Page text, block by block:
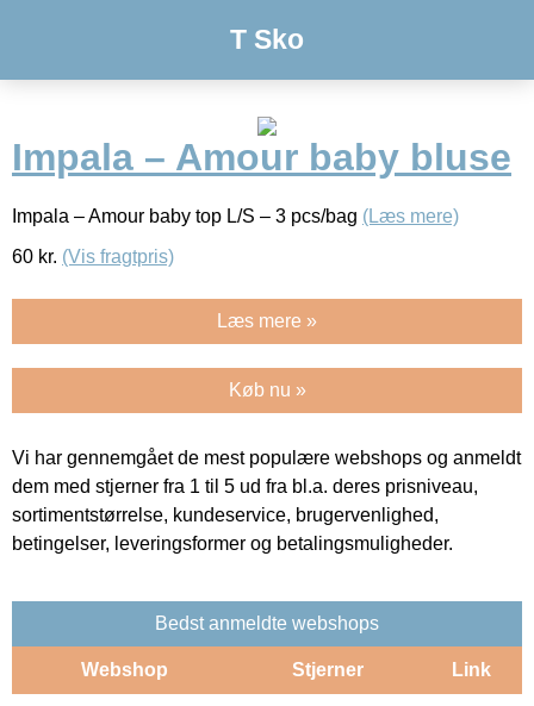
T Sko
Impala – Amour baby bluse
Impala – Amour baby top L/S – 3 pcs/bag (Læs mere)
60 kr. (Vis fragtpris)
Læs mere »
Køb nu »
Vi har gennemgået de mest populære webshops og anmeldt
dem med stjerner fra 1 til 5 ud fra bl.a. deres prisniveau,
sortimentstørrelse, kundeservice, brugervenlighed,
betingelser, leveringsformer og betalingsmuligheder.
Bedst anmeldte webshops
Webshop Stjerner Link